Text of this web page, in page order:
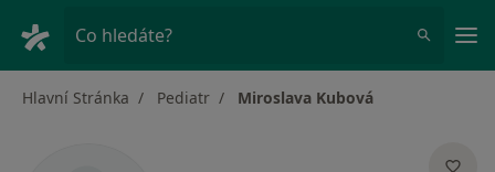
Co hledáte?
Hlavní Stránka Pediatr Miroslava Kubová